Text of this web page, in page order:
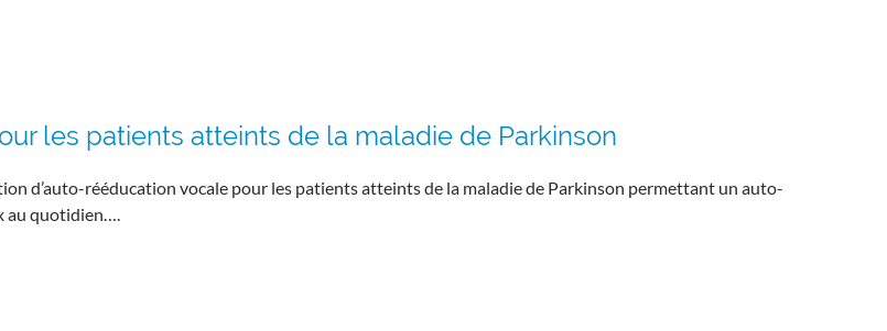
les patients atteints de la maladie de Parkinson
d’auto-rééducation vocale pour les patients atteints de la maladie de Parkinson permettant un auto-
au quotidien….